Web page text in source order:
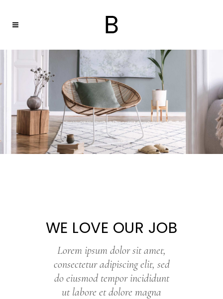
WE LOVE OUR JOB
Lorem ipsum dolor sit amet,
consectetur adipiscing elit, sed
do eiusmod tempor incididunt
ut labore et dolore magna